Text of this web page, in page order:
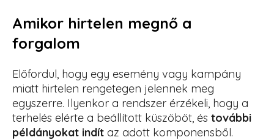
Amikor hirtelen megnő a
forgalom
Előfordul, hogy egy esemény vagy kampány
miatt hirtelen rengetegen jelennek meg
egyszerre. Ilyenkor a rendszer érzékeli, hogy a
terhelés elérte a beállított küszöböt, és további
példányokat indít az adott komponensből.